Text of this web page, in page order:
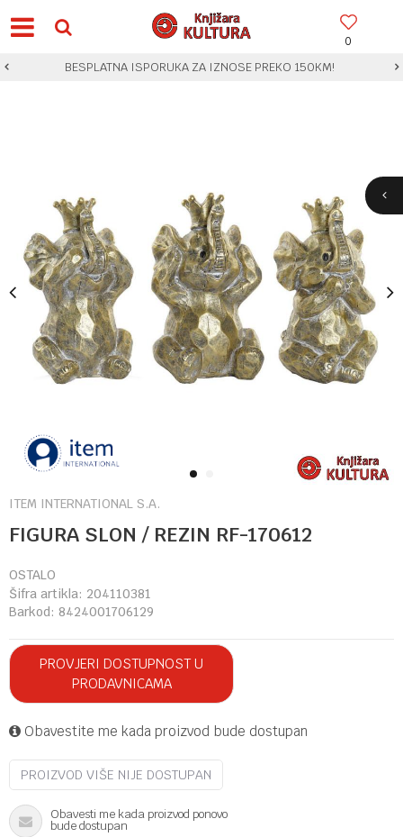
0
BESPLATNA ISPORUKA ZA IZNOSE PREKO 150KM!
1
ITEM INTERNATIONAL S.A.
FIGURA SLON / REZIN RF-170612
OSTALO
Šifra artikla: 204110381
Barkod: 8424001706129
PROVJERI DOSTUPNOST U
PRODAVNICAMA
Obavestite me kada proizvod bude dostupan
PROIZVOD VIŠE NIJE DOSTUPAN
Obavesti me kada proizvod ponovo
bude dostupan